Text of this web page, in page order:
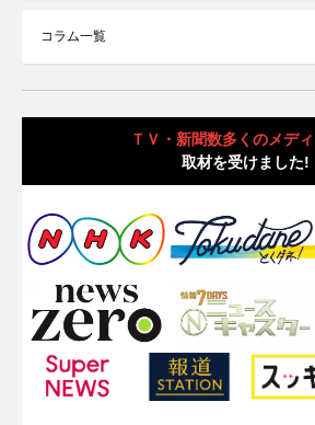
コラム一覧
ＴＶ・新聞数多くのメデ
取材を受けました!